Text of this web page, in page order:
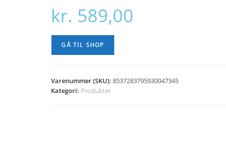
kr. 589,00
GÅ TIL SHOP
Varenummer (SKU):8537283795930047345
Kategori: Produkter